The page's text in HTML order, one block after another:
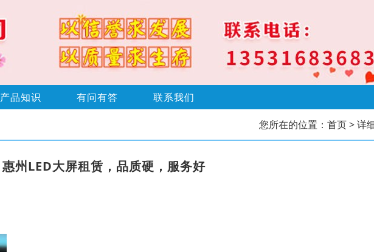
产品知识 有问有答 联系我们
您所在的位置： 首页> 详
惠州LED大屏租赁，品质硬，服务好